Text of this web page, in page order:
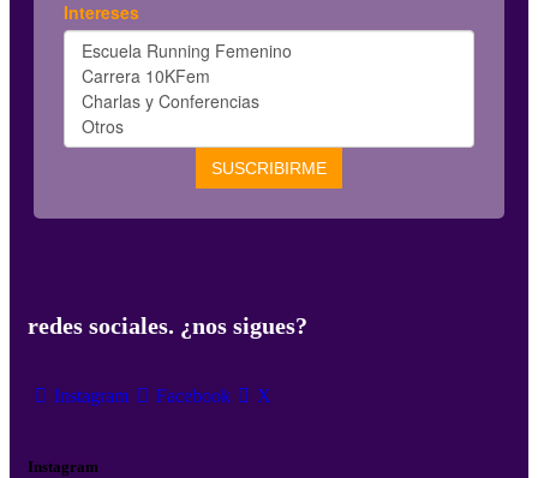
redes sociales. ¿nos sigues?
Instagram Facebook X
Instagram